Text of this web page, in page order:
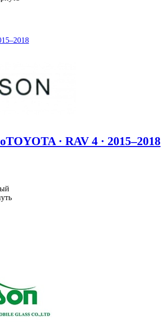
TOYOTA · RAV 4 · 2015–2018